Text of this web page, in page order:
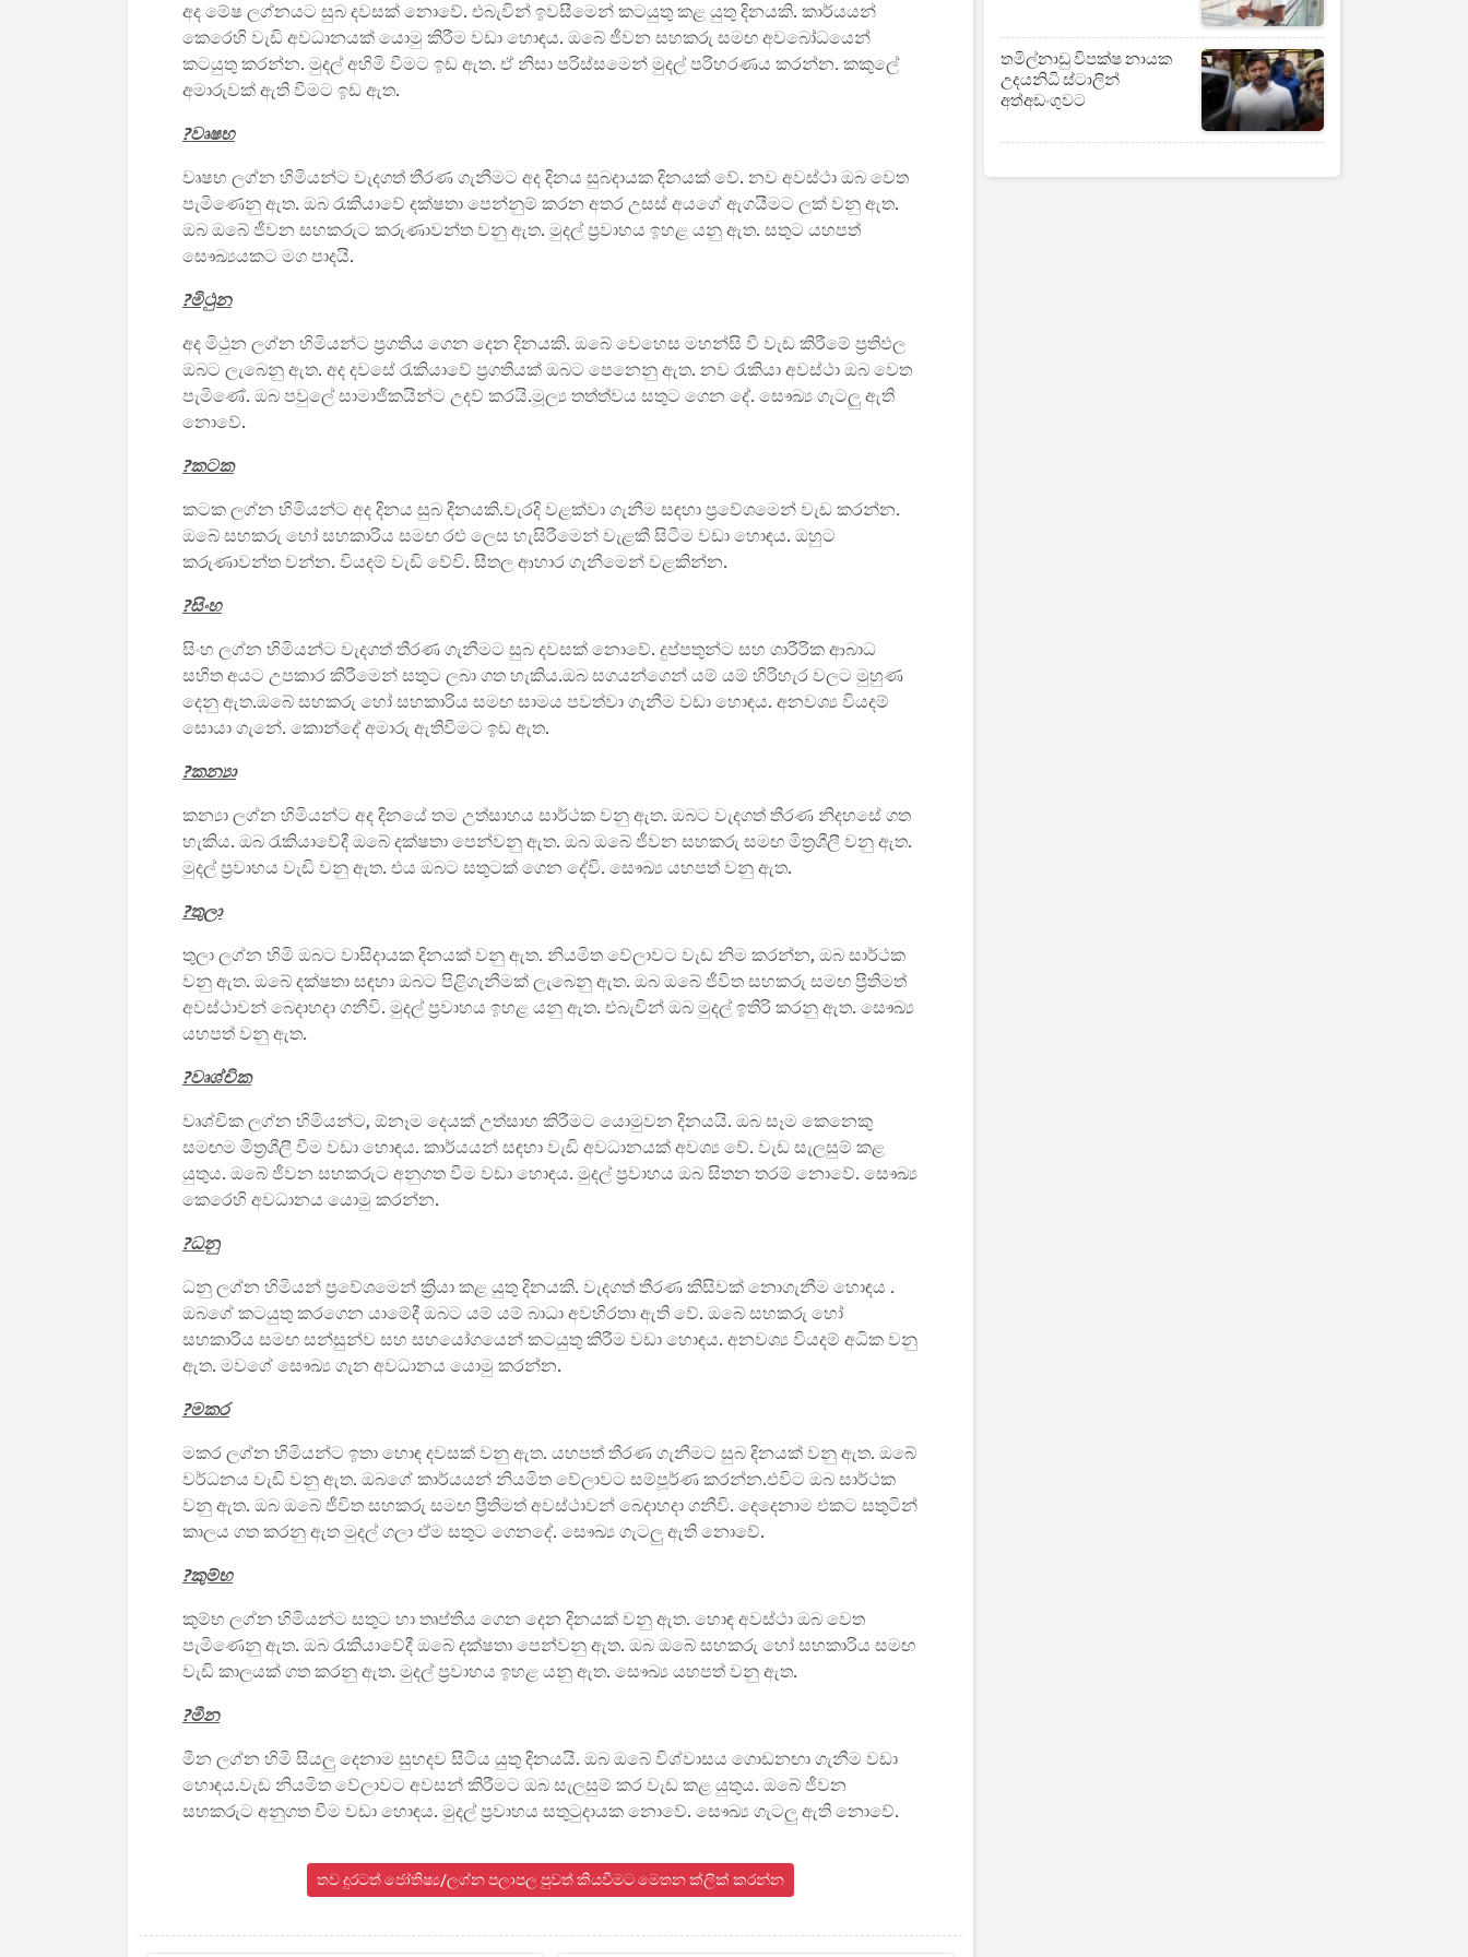
අද මේෂ ලග්නයට සුබ දවසක් නොවේ. එබැවින් ඉවසීමෙන් කටයුතු කළ යුතු දිනයකි. කාර්යයන්
කෙරෙහි වැඩි අවධානයක් යොමු කිරීම වඩා හොඳය. ඔබේ ජීවන සහකරු සමඟ අවබෝධයෙන්
කටයුතු කරන්න. මුදල් අහිමි වීමට ඉඩ ඇත. ඒ නිසා පරිස්සමෙන් මුදල් පරිහරණය කරන්න. කකුලේ
අමාරුවක් ඇති වීමට ඉඩ ඇත.
?වෘෂභ
වෘෂභ ලග්න හිමියන්ට වැදගත් තීරණ ගැනීමට අද දිනය සුබදායක දිනයක් වේ. නව අවස්ථා ඔබ වෙත
පැමිණෙනු ඇත. ඔබ රැකියාවේ දක්ෂතා පෙන්නුම් කරන අතර උසස් අයගේ ඇගයීමට ලක් වනු ඇත.
ඔබ ඔබේ ජීවන සහකරුට කරුණාවන්ත වනු ඇත. මුදල් ප්‍රවාහය ඉහළ යනු ඇත. සතුට යහපත්
සෞඛ්‍යයකට මග පාදයි.
?මිථුන
අද මිථුන ලග්න හිමියන්ට ප්‍රගතිය ගෙන දෙන දිනයකි. ඔබේ වෙහෙස මහන්සි වී වැඩ කිරීමේ ප්‍රතිඵල
ඔබට ලැබෙනු ඇත. අද දවසේ රැකියාවේ ප්‍රගතියක් ඔබට පෙනෙනු ඇත. නව රැකියා අවස්ථා ඔබ වෙත
පැමිණේ. ඔබ පවුලේ සාමාජිකයින්ට උදව් කරයි.මූල්‍ය තත්ත්වය සතුට ගෙන දේ. සෞඛ්‍ය ගැටලු ඇති
නොවේ.
?කටක
කටක ලග්න හිමියන්ට අද දිනය සුබ දිනයකි.වැරදි වළක්වා ගැනීම සඳහා ප්‍රවේශමෙන් වැඩ කරන්න.
ඔබේ සහකරු හෝ සහකාරිය සමඟ රළු ලෙස හැසිරීමෙන් වැළකී සිටීම වඩා හොඳය. ඔහුට
කරුණාවන්ත වන්න. වියදම් වැඩි වේවි. සීතල ආහාර ගැනීමෙන් වළකින්න.
?සිංහ
සිංහ ලග්න හිමියන්ට වැදගත් තීරණ ගැනීමට සුබ දවසක් නොවේ. දුප්පතුන්ට සහ ශාරීරික ආබාධ
සහිත අයට උපකාර කිරීමෙන් සතුට ලබා ගත හැකිය.ඔබ සගයන්ගෙන් යම් යම් හිරිහැර වලට මුහුණ
දෙනු ඇත.ඔබේ සහකරු හෝ සහකාරිය සමඟ සාමය පවත්වා ගැනීම වඩා හොඳය. අනවශ්‍ය වියදම්
සොයා ගැනේ. කොන්දේ අමාරු ඇතිවීමට ඉඩ ඇත.
?කන්‍යා
කන්‍යා ලග්න හිමියන්ට අද දිනයේ තම උත්සාහය සාර්ථක වනු ඇත. ඔබට වැදගත් තීරණ නිදහසේ ගත
හැකිය. ඔබ රැකියාවේදී ඔබේ දක්ෂතා පෙන්වනු ඇත. ඔබ ඔබේ ජීවන සහකරු සමඟ මිත්‍රශීලී වනු ඇත.
මුදල් ප්‍රවාහය වැඩි වනු ඇත. එය ඔබට සතුටක් ගෙන දේවි. සෞඛ්‍ය යහපත් වනු ඇත.
?තුලා
තුලා ලග්න හිමි ඔබට වාසිදායක දිනයක් වනු ඇත. නියමිත වේලාවට වැඩ නිම කරන්න, ඔබ සාර්ථක
වනු ඇත. ඔබේ දක්ෂතා සඳහා ඔබට පිළිගැනීමක් ලැබෙනු ඇත. ඔබ ඔබේ ජීවිත සහකරු සමඟ ප්‍රීතිමත්
අවස්ථාවන් බෙදාහදා ගනීවි. මුදල් ප්‍රවාහය ඉහළ යනු ඇත. එබැවින් ඔබ මුදල් ඉතිරි කරනු ඇත. සෞඛ්‍ය
යහපත් වනු ඇත.
?වෘශ්චික
වෘශ්චික ලග්න හිමියන්ට, ඕනෑම දෙයක් උත්සාහ කිරීමට යොමුවන දිනයයි. ඔබ සෑම කෙනෙකු
සමඟම මිත්‍රශීලී වීම වඩා හොඳය. කාර්යයන් සඳහා වැඩි අවධානයක් අවශ්‍ය වේ. වැඩ සැලසුම් කළ
යුතුය. ඔබේ ජීවන සහකරුට අනුගත වීම වඩා හොඳය. මුදල් ප්‍රවාහය ඔබ සිතන තරම් නොවේ. සෞඛ්‍ය
කෙරෙහි අවධානය යොමු කරන්න.
?ධනු
ධනු ලග්න හිමියන් ප්‍රවේශමෙන් ක්‍රියා කළ යුතු දිනයකි. වැදගත් තීරණ කිසිවක් නොගැනීම හොඳය .
ඔබගේ කටයුතු කරගෙන යාමේදී ඔබට යම් යම් බාධා අවහිරතා ඇති වේ. ඔබේ සහකරු හෝ
සහකාරිය සමඟ සන්සුන්ව සහ සහයෝගයෙන් කටයුතු කිරීම වඩා හොඳය. අනවශ්‍ය වියදම් අධික වනු
ඇත. මවගේ සෞඛ්‍ය ගැන අවධානය යොමු කරන්න.
?මකර
මකර ලග්න හිමියන්ට ඉතා හොඳ දවසක් වනු ඇත. යහපත් තීරණ ගැනීමට සුබ දිනයක් වනු ඇත. ඔබේ
වර්ධනය වැඩි වනු ඇත. ඔබගේ කාර්යයන් නියමිත වේලාවට සම්පූර්ණ කරන්න.එවිට ඔබ සාර්ථක
වනු ඇත. ඔබ ඔබේ ජීවිත සහකරු සමඟ ප්‍රීතිමත් අවස්ථාවන් බෙදාහදා ගනීවි. දෙදෙනාම එකට සතුටින්
කාලය ගත කරනු ඇත මුදල් ගලා ඒම සතුට ගෙනදේ. සෞඛ්‍ය ගැටලු ඇති නොවේ.
?කුම්භ
කුම්භ ලග්න හිමියන්ට සතුට හා තෘප්තිය ගෙන දෙන දිනයක් වනු ඇත. හොඳ අවස්ථා ඔබ වෙත
පැමිණෙනු ඇත. ඔබ රැකියාවේදී ඔබේ දක්ෂතා පෙන්වනු ඇත. ඔබ ඔබේ සහකරු හෝ සහකාරිය සමඟ
වැඩි කාලයක් ගත කරනු ඇත. මුදල් ප්‍රවාහය ඉහළ යනු ඇත. සෞඛ්‍ය යහපත් වනු ඇත.
?මීන
මීන ලග්න හිමි සියලු දෙනාම සුහදව සිටිය යුතු දිනයයි. ඔබ ඔබේ විශ්වාසය ගොඩනඟා ගැනීම වඩා
හොඳය.වැඩ නියමිත වේලාවට අවසන් කිරීමට ඔබ සැලසුම් කර වැඩ කළ යුතුය. ඔබේ ජීවන
සහකරුට අනුගත වීම වඩා හොඳය. මුදල් ප්‍රවාහය සතුටුදායක නොවේ. සෞඛ්‍ය ගැටලු ඇති නොවේ.
තව දුරටත් ජෝතිෂ්‍ය/ලග්න පලාපල පුවත් කියවීමට මෙතන ක්ලික් කරන්න
තමිල්නාඩු විපක්ෂ නායක
උදයනිධි ස්ටාලින්
අත්අඩංගුවට